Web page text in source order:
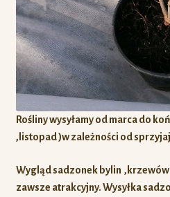
Rośliny wysyłamy od marca do
,listopad )w zależności od
Wygląd sadzonek bylin ,krzewów
zawsze atrakcyjny. Wysyłka